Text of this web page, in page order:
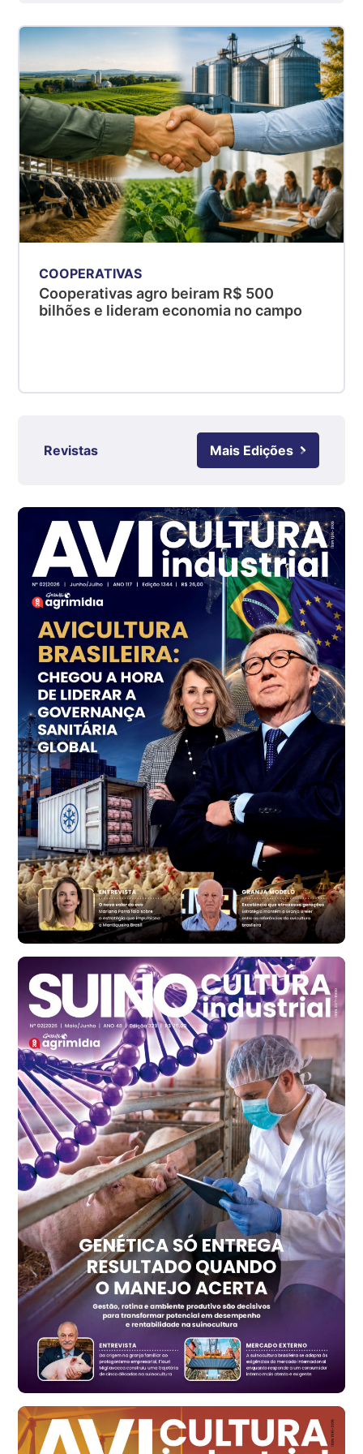
Suíno - Estadual
SP
R$ 5,08
kg
Suíno - Estadual
R$ 5,05
kg
Suíno - Estadual
PR
R$ 4,53
Suíno - Estadual
SC
R$ 4,48
Ovo Branco - Regional
cx
Ovo Branco - Regional
Branco
R$ 145,34
cx
Ovo Vermelho - Regional
Grande São Paulo (SP)
R$ 155,59
cx
Ovo Vermelho - Regional
Vermelho
R$ 159,31
cx
Ovo Branco - Regional
Bastos (SP)
R$ 134,40
cx
Ovo Vermelho - Regional
Bastos (SP)
R$ 147,87
cx
Frango - Indicador
SP
R$ 7,13
kg
Frango - Indicador
SP
R$ 7,15
kg
Trigo Atacado - Regional
PR
R$ 1.414,20
t
Trigo Atacado - Regional
RS
R$ 1.314,40
t
Ovo Vermelho - Regional
Vermelho
R$ 171,15
cx
Ovo Branco - Regional
Santa Maria do Jetibá (ES)
R$ 139,43
cx
COOPERATIVAS
Cooperativas agro beiram R$ 500
bilhões e lideram economia no campo
Revistas Mais Edições